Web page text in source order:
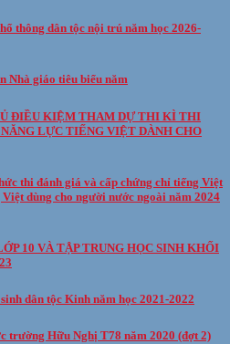
thông dân tộc nội trú năm học 2026-
Nhà giáo tiêu biểu năm
ĐIỀU KIỆM THAM DỰ THI KÌ THI
LỰC TIẾNG VIỆT DÀNH CHO
thi đánh giá và cấp chứng chỉ tiếng Việt
dùng cho người nước ngoài năm 2024
10 VÀ TẬP TRUNG HỌC SINH KHỐI
dân tộc Kinh năm học 2021-2022
trường Hữu Nghị T78 năm 2020 (đợt 2)